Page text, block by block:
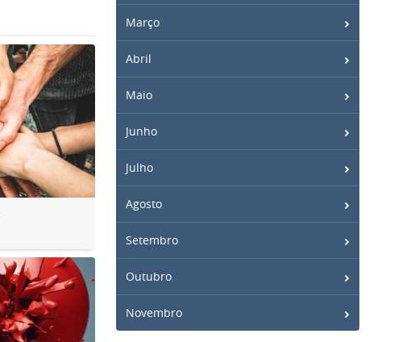
Março
Abril
Maio
Junho
Julho
Agosto
Setembro
Outubro
Novembro